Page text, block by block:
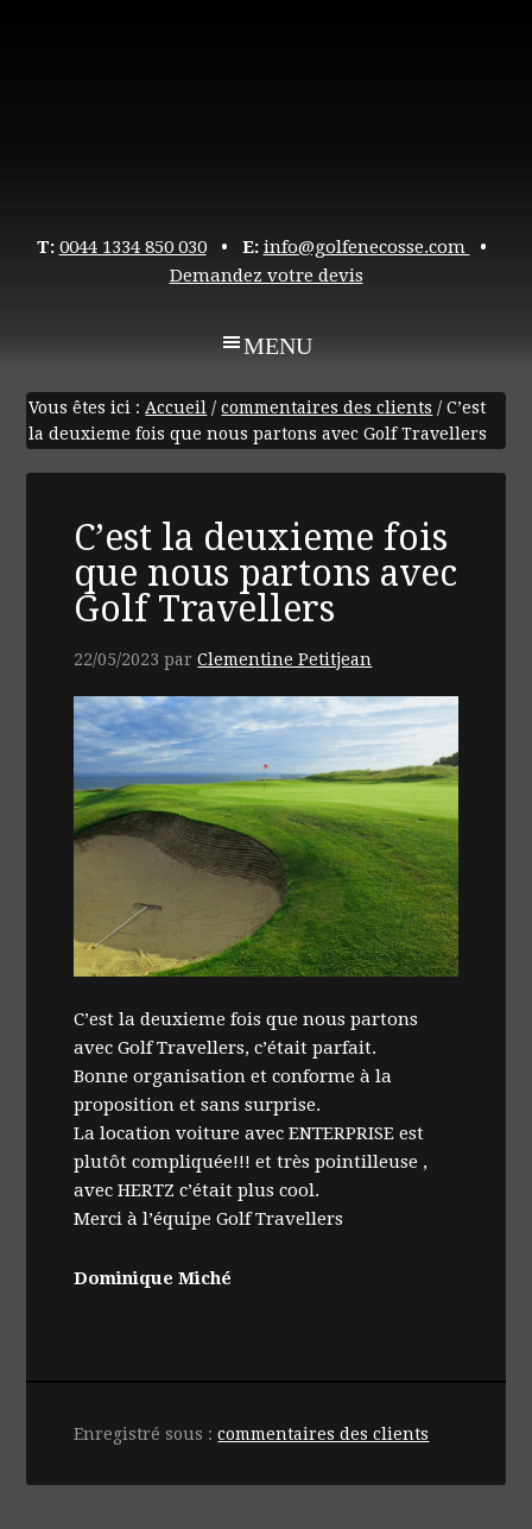
T: 0044 1334 850 030• E: info@golfenecosse.com
•
Demandez votre devis
Vous êtes ici :Accueil / commentaires des clients / C’est
la deuxieme fois que nous partons avec Golf Travellers
C’est la deuxieme fois
que nous partons avec
Golf Travellers
22/05/2023 parClementine Petitjean
C’est la deuxieme fois que nous partons
avec Golf Travellers, c’était parfait.
Bonne organisation et conforme à la
proposition et sans surprise.
La location voiture avec ENTERPRISE est
plutôt compliquée!!! et très pointilleuse ,
avec HERTZ c’était plus cool.
Merci à l’équipe Golf Travellers
Dominique Miché
Enregistré sous :commentaires des clients